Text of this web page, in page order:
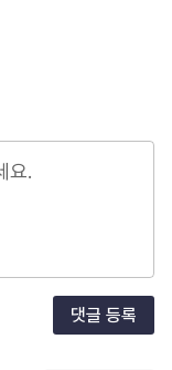
댓글 등록